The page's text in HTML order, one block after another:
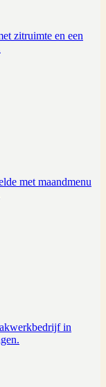
zitruimte en een
met maandmenu
in